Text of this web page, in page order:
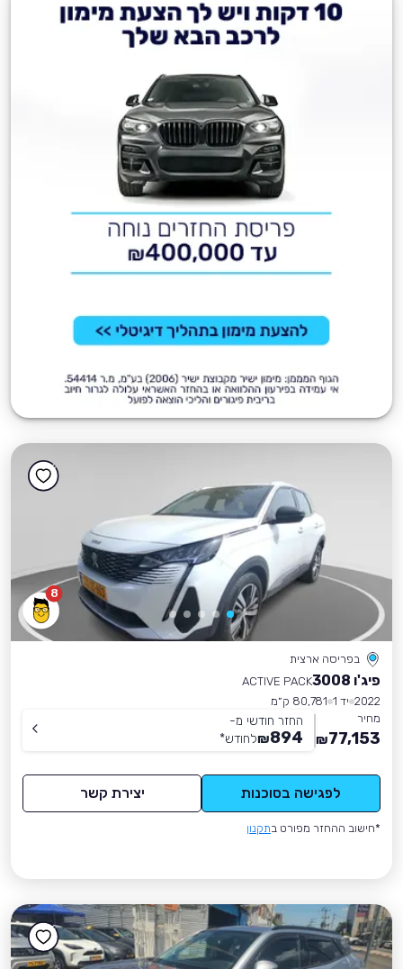
8
בפריסה ארצית
פיג'ו 3008
ACTIVE PACK
2022 יד 1
80,781 ק״מ
מחיר
77,153
₪
החזר חודשי מ-
894
₪לחודש*
לפגישה בסוכנות יצירת קשר
*חישוב ההחזר מפורט בתקנון